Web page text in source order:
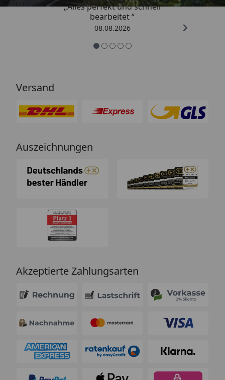
„Alles perfekt und schnell
bearbeitet “
08.08.2026
Versand
Auszeichnungen
Akzeptierte Zahlungsarten